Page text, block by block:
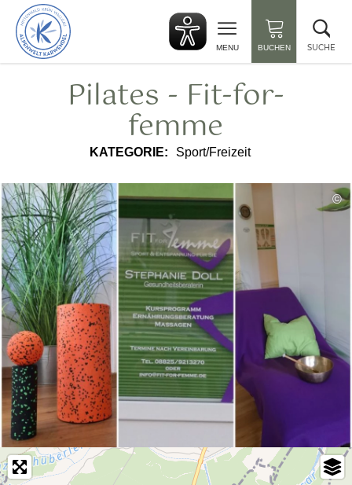
zurück
zur
Startseite
MENU BUCHEN SUCHE
Pilates - Fit-for-
femme
KATEGORIE: Sport/Freizeit
©